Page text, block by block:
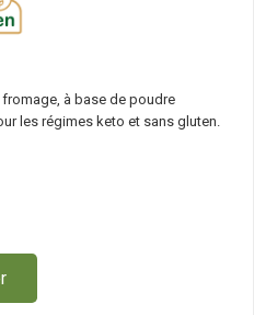
à base de poudre
les régimes keto et sans gluten.